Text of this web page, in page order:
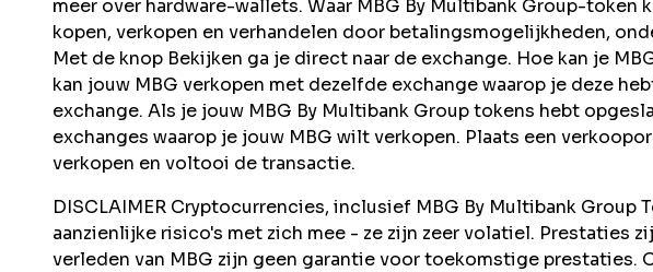
meer over hardware-wallets. Waar MBG By Multibank Group-token
kopen, verkopen en verhandelen door betalingsmogelijkheden,
Met de knop Bekijken ga je direct naar de exchange. Hoe kan je
kan jouw MBG verkopen met dezelfde exchange waarop je deze
exchange. Als je jouw MBG By Multibank Group tokens hebt
exchanges waarop je jouw MBG wilt verkopen. Plaats een
verkopen en voltooi de transactie.
DISCLAIMER Cryptocurrencies, inclusief MBG By Multibank Group
aanzienlijke risico's met zich mee - ze zijn zeer volatiel. Prestaties
verleden van MBG zijn geen garantie voor toekomstige prestaties.